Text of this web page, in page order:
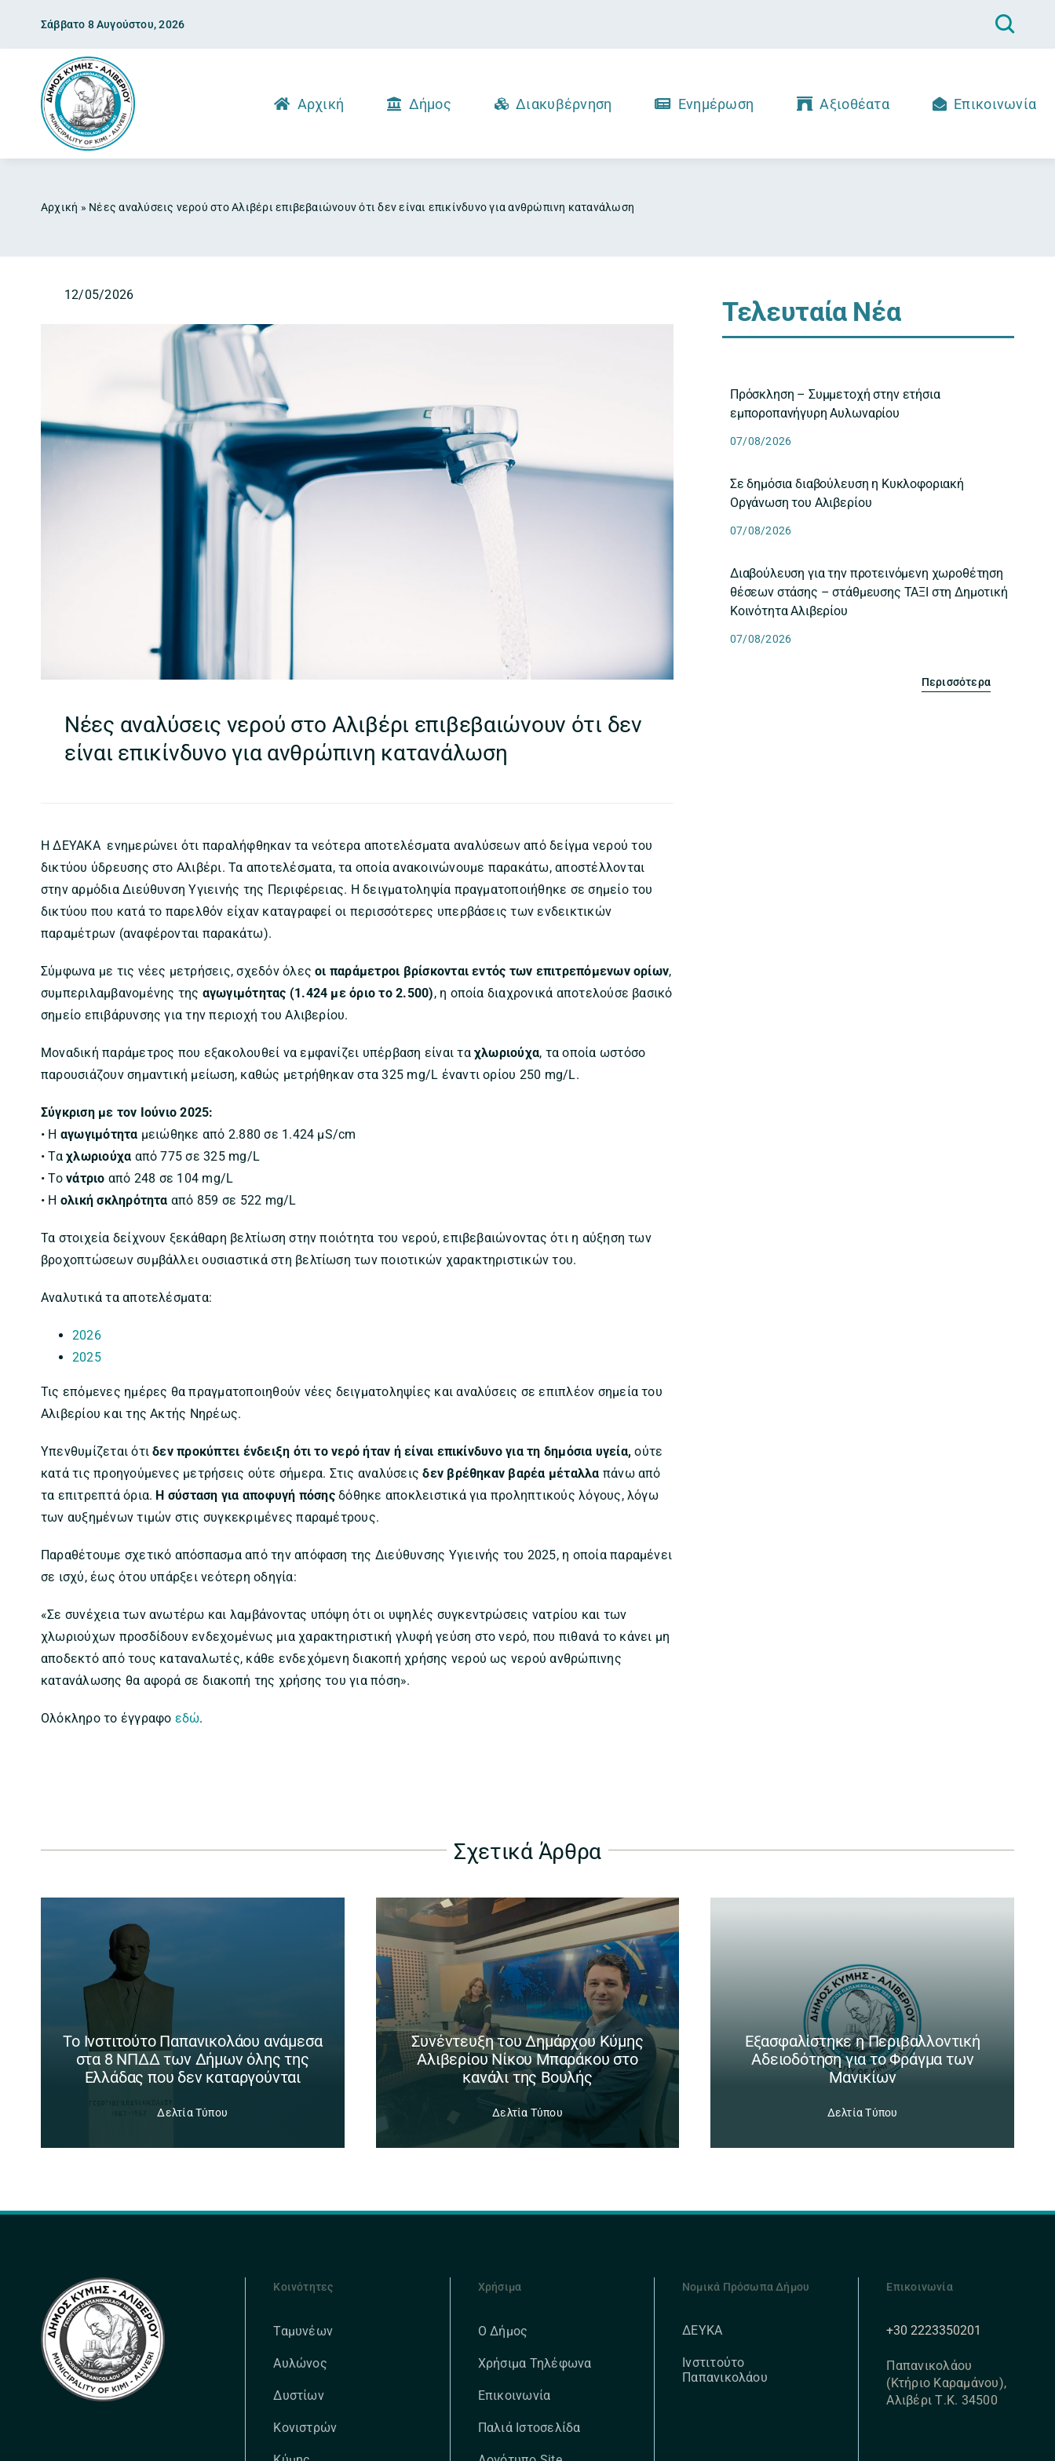
content
Σάββατο 8 Αυγούστου, 2026
Αρχική Δήμος Διακυβέρνηση Ενημέρωση Αξιοθέατα Επικοινωνία
Αρχική » Νέες αναλύσεις νερού στο Αλιβέρι επιβεβαιώνουν ότι δεν είναι επικίνδυνο για ανθρώπινη κατανάλωση
12/05/2026
Νέες αναλύσεις νερού στο Αλιβέρι επιβεβαιώνουν ότι δεν
είναι επικίνδυνο για ανθρώπινη κατανάλωση
Η ΔΕΥΑΚΑ ενημερώνει ότι παραλήφθηκαν τα νεότερα αποτελέσματα αναλύσεων από δείγμα νερού του
δικτύου ύδρευσης στο Αλιβέρι. Τα αποτελέσματα, τα οποία ανακοινώνουμε παρακάτω, αποστέλλονται
στην αρμόδια Διεύθυνση Υγιεινής της Περιφέρειας. Η δειγματοληψία πραγματοποιήθηκε σε σημείο του
δικτύου που κατά το παρελθόν είχαν καταγραφεί οι περισσότερες υπερβάσεις των ενδεικτικών
παραμέτρων (αναφέρονται παρακάτω).
Σύμφωνα με τις νέες μετρήσεις, σχεδόν όλεςοι παράμετροι βρίσκονται εντός των επιτρεπόμενων ορίων,
συμπεριλαμβανομένης της αγωγιμότητας (1.424 με όριο το 2.500), η οποία διαχρονικά αποτελούσε βασικό
σημείο επιβάρυνσης για την περιοχή του Αλιβερίου.
Μοναδική παράμετρος που εξακολουθεί να εμφανίζει υπέρβαση είναι ταχλωριούχα, τα οποία ωστόσο
παρουσιάζουν σημαντική μείωση, καθώς μετρήθηκαν στα 325 mg/L έναντι ορίου 250 mg/L.
Σύγκριση με τον Ιούνιο 2025:
• Η αγωγιμότητα μειώθηκε από 2.880 σε 1.424 μS/cm
• Ταχλωριούχα από 775 σε 325 mg/L
• Τονάτριο από 248 σε 104 mg/L
• Η ολική σκληρότητα από 859 σε 522 mg/L
Τα στοιχεία δείχνουν ξεκάθαρη βελτίωση στην ποιότητα του νερού, επιβεβαιώνοντας ότι η αύξηση των
βροχοπτώσεων συμβάλλει ουσιαστικά στη βελτίωση των ποιοτικών χαρακτηριστικών του.
Αναλυτικά τα αποτελέσματα:
2026
2025
Τις επόμενες ημέρες θα πραγματοποιηθούν νέες δειγματοληψίες και αναλύσεις σε επιπλέον σημεία του
Αλιβερίου και της Ακτής Νηρέως.
Υπενθυμίζεται ότιδεν προκύπτει ένδειξη ότι το νερό ήταν ή είναι επικίνδυνο για τη δημόσια υγεία, ούτε
κατά τις προηγούμενες μετρήσεις ούτε σήμερα. Στις αναλύσειςδεν βρέθηκαν βαρέα μέταλλα πάνω από
τα επιτρεπτά όρια. Η σύσταση για αποφυγή πόσηςδόθηκε αποκλειστικά για προληπτικούς λόγους, λόγω
των αυξημένων τιμών στις συγκεκριμένες παραμέτρους.
Παραθέτουμε σχετικό απόσπασμα από την απόφαση της Διεύθυνσης Υγιεινής του 2025, η οποία παραμένει
σε ισχύ, έως ότου υπάρξει νεότερη οδηγία:
«Σε συνέχεια των ανωτέρω και λαμβάνοντας υπόψη ότι οι υψηλές συγκεντρώσεις νατρίου και των
χλωριούχων προσδίδουν ενδεχομένως μια χαρακτηριστική γλυφή γεύση στο νερό, που πιθανά το κάνει μη
αποδεκτό από τους καταναλωτές, κάθε ενδεχόμενη διακοπή χρήσης νερού ως νερού ανθρώπινης
κατανάλωσης θα αφορά σε διακοπή της χρήσης του για πόση».
Ολόκληρο το έγγραφο εδώ.
Τελευταία Νέα
Πρόσκληση – Συμμετοχή στην ετήσια
εμποροπανήγυρη Αυλωναρίου
07/08/2026
Σε δημόσια διαβούλευση η Κυκλοφοριακή
Οργάνωση του Αλιβερίου
07/08/2026
Διαβούλευση για την προτεινόμενη χωροθέτηση
θέσεων στάσης – στάθμευσης ΤΑΞΙ στη Δημοτική
Κοινότητα Αλιβερίου
07/08/2026
Περισσότερα
Σχετικά Άρθρα
Το Ινστιτούτο Παπανικολάου ανάμεσα
στα 8 ΝΠΔΔ των Δήμων όλης της
Ελλάδας που δεν καταργούνται
Δελτία Τύπου
Συνέντευξη του Δημάρχου Κύμης
Αλιβερίου Νίκου Μπαράκου στο
κανάλι της Βουλής
Δελτία Τύπου
Εξασφαλίστηκε η Περιβαλλοντική
Αδειοδότηση για το Φράγμα των
Μανικίων
Δελτία Τύπου
Κοινότητες
Ταμυνέων
Αυλώνος
Δυστίων
Κονιστρών
Χρήσιμα
Ο Δήμος
Χρήσιμα Τηλέφωνα
Επικοινωνία
Παλιά Ιστοσελίδα
Νομικά Πρόσωπα Δήμου
ΔΕΥΚΑ
Ινστιτούτο
Παπανικολάου
Επικοινωνία
+30 2223350201
Παπανικολάου
(Κτήριο Καραμάνου),
Αλιβέρι Τ.Κ. 34500